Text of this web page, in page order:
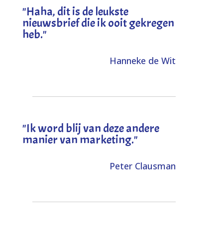
"Haha, dit is de leukste
nieuwsbrief die ik ooit gekregen
heb."
Hanneke de Wit
"Ik word blij van deze andere
manier van marketing."
Peter Clausman